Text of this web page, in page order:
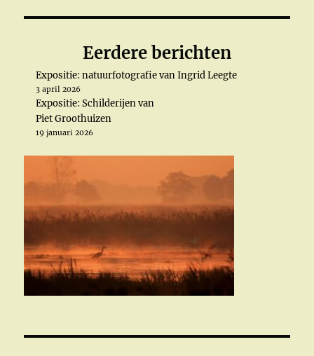
Eerdere berichten
Expositie: natuurfotografie van Ingrid Leegte
3 april 2026
Expositie: Schilderijen van
Piet Groothuizen
19 januari 2026